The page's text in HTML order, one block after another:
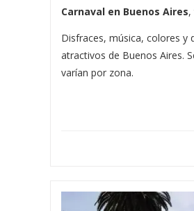
Carnaval en Buenos Aires,
Disfraces, música, colores y
atractivos de Buenos Aires.
varían por zona.